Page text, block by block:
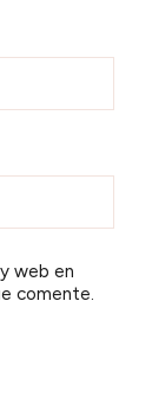
web en
comente.